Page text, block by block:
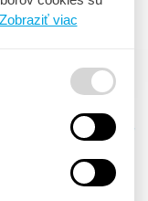
výrobné
POUŽÍVATEĽOV
ZÁKAZNÍKOV
Zobraziť viac